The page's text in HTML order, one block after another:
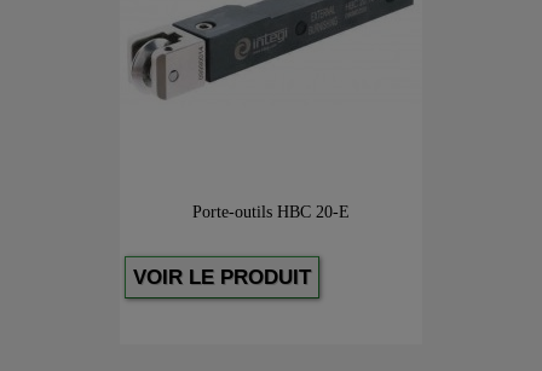
Porte-outils HBC 20-E
VOIR LE PRODUIT